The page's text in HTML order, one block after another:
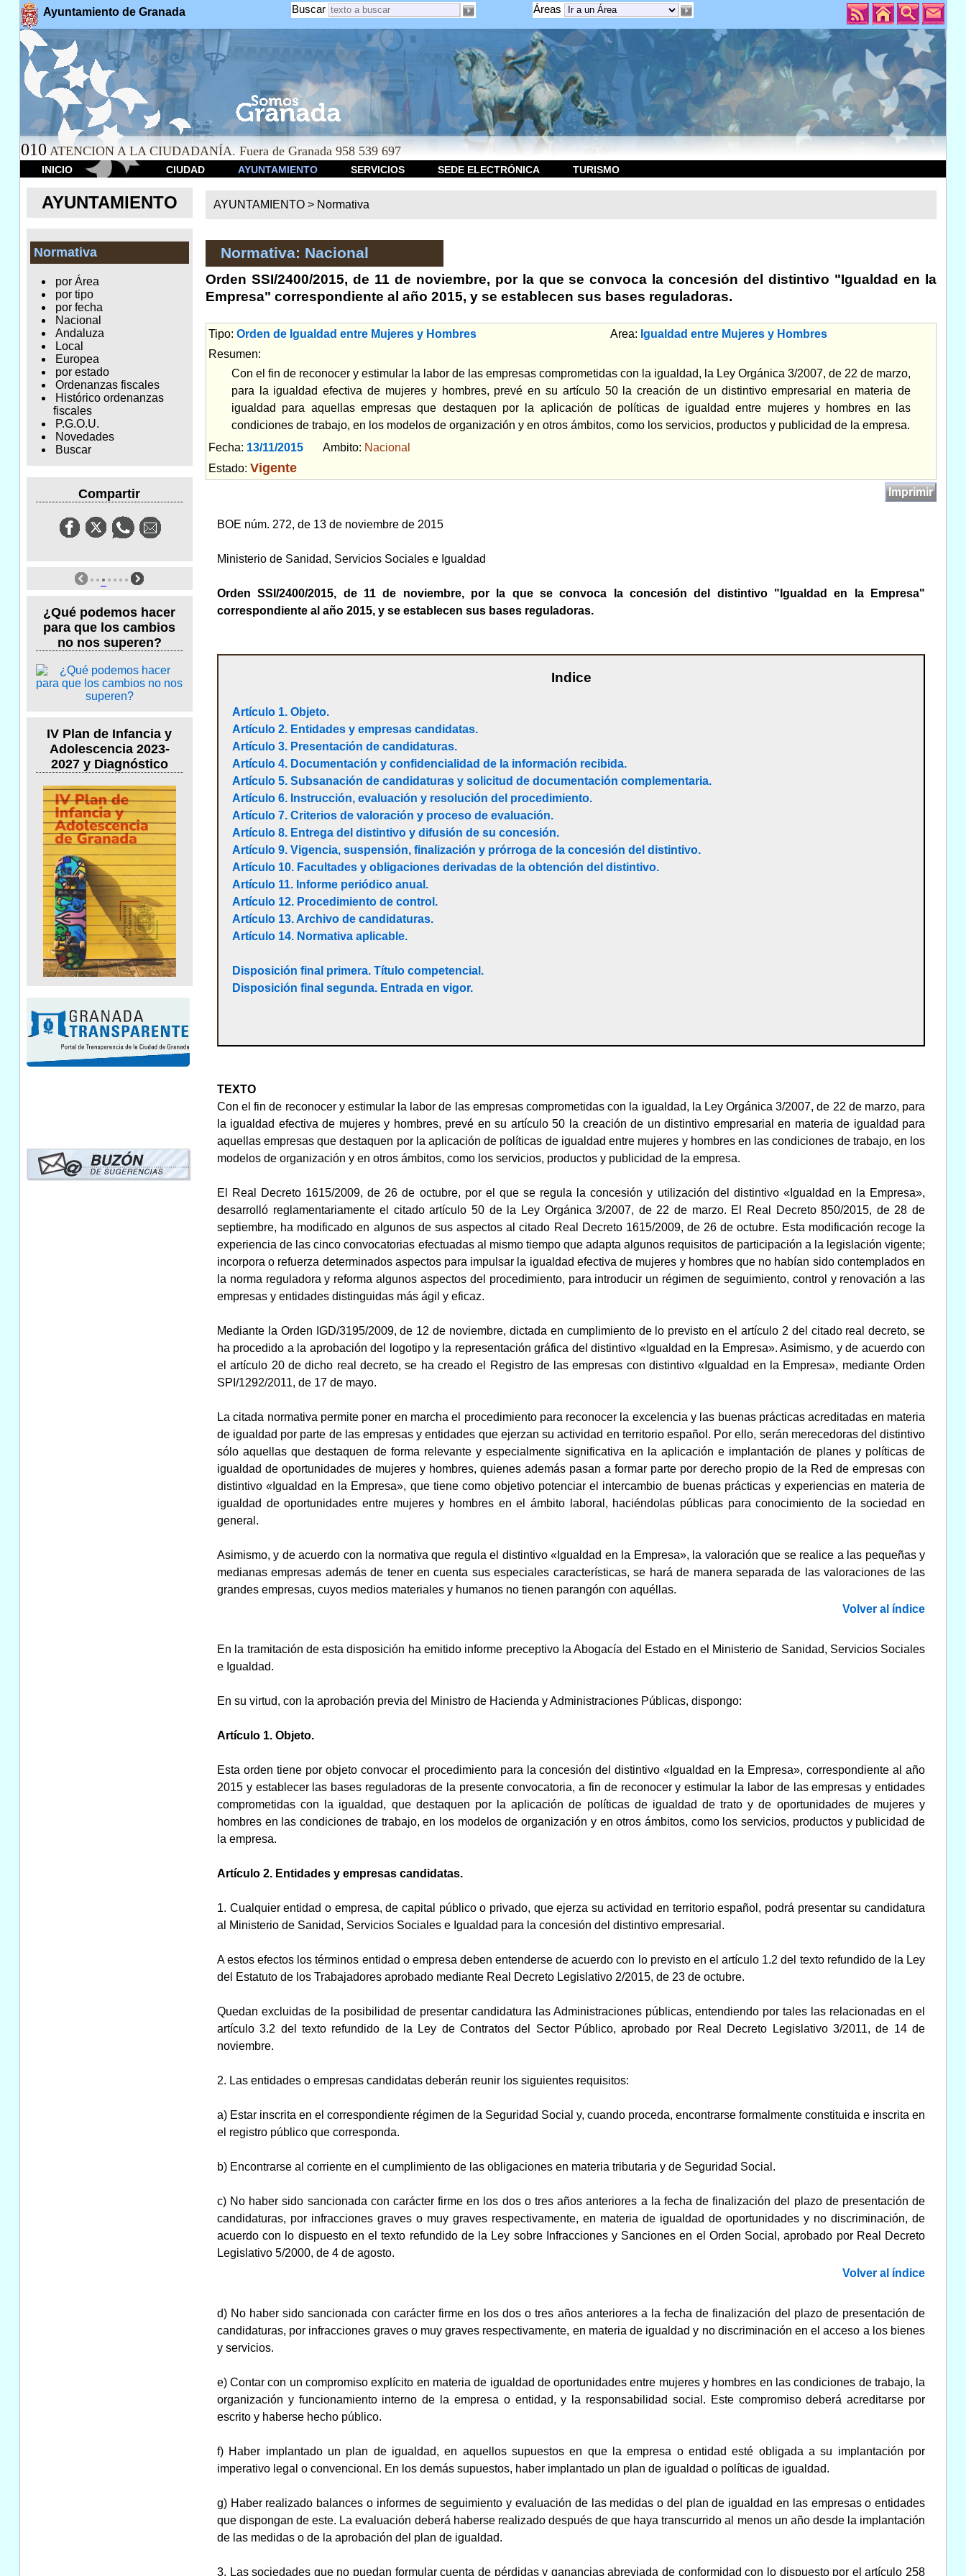
Ayuntamiento de Granada Áreas
Buscar
010 ATENCION A LA CIUDADANÍA. Fuera de Granada 958 539 697
INICIO CIUDAD AYUNTAMIENTO SERVICIOS SEDE ELECTRÓNICA TURISMO
AYUNTAMIENTO
Normativa
por Área
por tipo
por fecha
Nacional
Andaluza
Local
Europea
por estado
Ordenanzas fiscales
Histórico ordenanzas
fiscales
P.G.O.U.
Novedades
Buscar
Compartir
¿Qué podemos hacer
para que los cambios
no nos superen?
IV Plan de Infancia y
Adolescencia 2023-
2027 y Diagnóstico
AYUNTAMIENTO > Normativa
Normativa: Nacional
Orden SSI/2400/2015, de 11 de noviembre, por la que se convoca la concesión del distintivo "Igualdad en la
Empresa" correspondiente al año 2015, y se establecen sus bases reguladoras.
Tipo: Orden de Igualdad entre Mujeres y Hombres Area: Igualdad entre Mujeres y Hombres
Resumen:
Con el fin de reconocer y estimular la labor de las empresas comprometidas con la igualdad, la Ley Orgánica 3/2007, de 22 de marzo,
para la igualdad efectiva de mujeres y hombres, prevé en su artículo 50 la creación de un distintivo empresarial en materia de
igualdad para aquellas empresas que destaquen por la aplicación de políticas de igualdad entre mujeres y hombres en las
condiciones de trabajo, en los modelos de organización y en otros ámbitos, como los servicios, productos y publicidad de la empresa.
Fecha: 13/11/2015Ambito: Nacional
Estado: Vigente
Imprimir
BOE núm. 272, de 13 de noviembre de 2015
Ministerio de Sanidad, Servicios Sociales e Igualdad
Orden SSI/2400/2015, de 11 de noviembre, por la que se convoca la concesión del distintivo "Igualdad en la Empresa"
correspondiente al año 2015, y se establecen sus bases reguladoras.
Indice
Artículo 1. Objeto.
Artículo 2. Entidades y empresas candidatas.
Artículo 3. Presentación de candidaturas.
Artículo 4. Documentación y confidencialidad de la información recibida.
Artículo 5. Subsanación de candidaturas y solicitud de documentación complementaria.
Artículo 6. Instrucción, evaluación y resolución del procedimiento.
Artículo 7. Criterios de valoración y proceso de evaluación.
Artículo 8. Entrega del distintivo y difusión de su concesión.
Artículo 9. Vigencia, suspensión, finalización y prórroga de la concesión del distintivo.
Artículo 10. Facultades y obligaciones derivadas de la obtención del distintivo.
Artículo 11. Informe periódico anual.
Artículo 12. Procedimiento de control.
Artículo 13. Archivo de candidaturas.
Artículo 14. Normativa aplicable.
Disposición final primera. Título competencial.
Disposición final segunda. Entrada en vigor.
TEXTO
Con el fin de reconocer y estimular la labor de las empresas comprometidas con la igualdad, la Ley Orgánica 3/2007, de 22 de marzo, para
la igualdad efectiva de mujeres y hombres, prevé en su artículo 50 la creación de un distintivo empresarial en materia de igualdad para
aquellas empresas que destaquen por la aplicación de políticas de igualdad entre mujeres y hombres en las condiciones de trabajo, en los
modelos de organización y en otros ámbitos, como los servicios, productos y publicidad de la empresa.
El Real Decreto 1615/2009, de 26 de octubre, por el que se regula la concesión y utilización del distintivo «Igualdad en la Empresa»,
desarrolló reglamentariamente el citado artículo 50 de la Ley Orgánica 3/2007, de 22 de marzo. El Real Decreto 850/2015, de 28 de
septiembre, ha modificado en algunos de sus aspectos al citado Real Decreto 1615/2009, de 26 de octubre. Esta modificación recoge la
experiencia de las cinco convocatorias efectuadas al mismo tiempo que adapta algunos requisitos de participación a la legislación vigente;
incorpora o refuerza determinados aspectos para impulsar la igualdad efectiva de mujeres y hombres que no habían sido contemplados en
la norma reguladora y reforma algunos aspectos del procedimiento, para introducir un régimen de seguimiento, control y renovación a las
empresas y entidades distinguidas más ágil y eficaz.
Mediante la Orden IGD/3195/2009, de 12 de noviembre, dictada en cumplimiento de lo previsto en el artículo 2 del citado real decreto, se
ha procedido a la aprobación del logotipo y la representación gráfica del distintivo «Igualdad en la Empresa». Asimismo, y de acuerdo con
el artículo 20 de dicho real decreto, se ha creado el Registro de las empresas con distintivo «Igualdad en la Empresa», mediante Orden
SPI/1292/2011, de 17 de mayo.
La citada normativa permite poner en marcha el procedimiento para reconocer la excelencia y las buenas prácticas acreditadas en materia
de igualdad por parte de las empresas y entidades que ejerzan su actividad en territorio español. Por ello, serán merecedoras del distintivo
sólo aquellas que destaquen de forma relevante y especialmente significativa en la aplicación e implantación de planes y políticas de
igualdad de oportunidades de mujeres y hombres, quienes además pasan a formar parte por derecho propio de la Red de empresas con
distintivo «Igualdad en la Empresa», que tiene como objetivo potenciar el intercambio de buenas prácticas y experiencias en materia de
igualdad de oportunidades entre mujeres y hombres en el ámbito laboral, haciéndolas públicas para conocimiento de la sociedad en
general.
Asimismo, y de acuerdo con la normativa que regula el distintivo «Igualdad en la Empresa», la valoración que se realice a las pequeñas y
medianas empresas además de tener en cuenta sus especiales características, se hará de manera separada de las valoraciones de las
grandes empresas, cuyos medios materiales y humanos no tienen parangón con aquéllas.
Volver al índice
En la tramitación de esta disposición ha emitido informe preceptivo la Abogacía del Estado en el Ministerio de Sanidad, Servicios Sociales
e Igualdad.
En su virtud, con la aprobación previa del Ministro de Hacienda y Administraciones Públicas, dispongo:
Artículo 1. Objeto.
Esta orden tiene por objeto convocar el procedimiento para la concesión del distintivo «Igualdad en la Empresa», correspondiente al año
2015 y establecer las bases reguladoras de la presente convocatoria, a fin de reconocer y estimular la labor de las empresas y entidades
comprometidas con la igualdad, que destaquen por la aplicación de políticas de igualdad de trato y de oportunidades de mujeres y
hombres en las condiciones de trabajo, en los modelos de organización y en otros ámbitos, como los servicios, productos y publicidad de
la empresa.
Artículo 2. Entidades y empresas candidatas.
1. Cualquier entidad o empresa, de capital público o privado, que ejerza su actividad en territorio español, podrá presentar su candidatura
al Ministerio de Sanidad, Servicios Sociales e Igualdad para la concesión del distintivo empresarial.
A estos efectos los términos entidad o empresa deben entenderse de acuerdo con lo previsto en el artículo 1.2 del texto refundido de la Ley
del Estatuto de los Trabajadores aprobado mediante Real Decreto Legislativo 2/2015, de 23 de octubre.
Quedan excluidas de la posibilidad de presentar candidatura las Administraciones públicas, entendiendo por tales las relacionadas en el
artículo 3.2 del texto refundido de la Ley de Contratos del Sector Público, aprobado por Real Decreto Legislativo 3/2011, de 14 de
noviembre.
2. Las entidades o empresas candidatas deberán reunir los siguientes requisitos:
a) Estar inscrita en el correspondiente régimen de la Seguridad Social y, cuando proceda, encontrarse formalmente constituida e inscrita en
el registro público que corresponda.
b) Encontrarse al corriente en el cumplimiento de las obligaciones en materia tributaria y de Seguridad Social.
c) No haber sido sancionada con carácter firme en los dos o tres años anteriores a la fecha de finalización del plazo de presentación de
candidaturas, por infracciones graves o muy graves respectivamente, en materia de igualdad de oportunidades y no discriminación, de
acuerdo con lo dispuesto en el texto refundido de la Ley sobre Infracciones y Sanciones en el Orden Social, aprobado por Real Decreto
Legislativo 5/2000, de 4 de agosto.
Volver al índice
d) No haber sido sancionada con carácter firme en los dos o tres años anteriores a la fecha de finalización del plazo de presentación de
candidaturas, por infracciones graves o muy graves respectivamente, en materia de igualdad y no discriminación en el acceso a los bienes
y servicios.
e) Contar con un compromiso explícito en materia de igualdad de oportunidades entre mujeres y hombres en las condiciones de trabajo, la
organización y funcionamiento interno de la empresa o entidad, y la responsabilidad social. Este compromiso deberá acreditarse por
escrito y haberse hecho público.
f) Haber implantado un plan de igualdad, en aquellos supuestos en que la empresa o entidad esté obligada a su implantación por
imperativo legal o convencional. En los demás supuestos, haber implantado un plan de igualdad o políticas de igualdad.
g) Haber realizado balances o informes de seguimiento y evaluación de las medidas o del plan de igualdad en las empresas o entidades
que dispongan de este. La evaluación deberá haberse realizado después de que haya transcurrido al menos un año desde la implantación
de las medidas o de la aprobación del plan de igualdad.
3. Las sociedades que no puedan formular cuenta de pérdidas y ganancias abreviada de conformidad con lo dispuesto por el artículo 258